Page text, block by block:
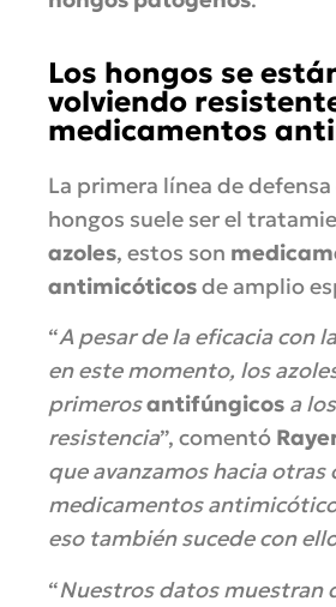
Los hongos se
volviendo
medicamentos
La primera línea de
hongos suele ser el
azoles, estos son
antimicóticosde amplio
“A pesar de la eficacia con
en este momento, los
primerosantifúngicos a
resistencia”, comentó
que avanzamos hacia otras
medicamentos
eso también sucede con
“Nuestros datos muestran